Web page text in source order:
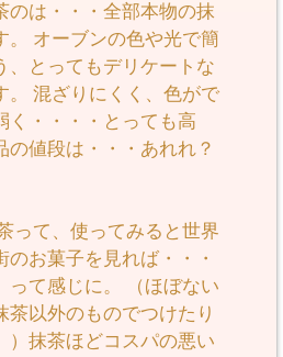
のは・・・全部本物の抹
。 オーブンの色や光で簡
、とってもデリケートな
。 混ざりにくく、色がで
く・・・・とっても高
の値段は・・・あれれ？
って、使ってみると世界
お菓子を見れば・・・
って感じに。 （ほぼない
茶以外のものでつけたり
）抹茶ほどコスパの悪い